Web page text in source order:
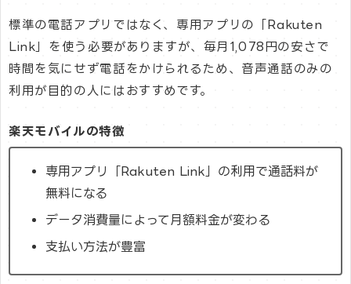
標準の電話アプリではなく、専用アプリの「Rakuten
Link」を使う必要がありますが、毎月1,078円の安さで
時間を気にせず電話をかけられるため、音声通話のみの
利用が目的の人にはおすすめです。
楽天モバイルの特徴
専用アプリ「Rakuten Link」の利用で通話料が
無料になる
データ消費量によって月額料金が変わる
支払い方法が豊富